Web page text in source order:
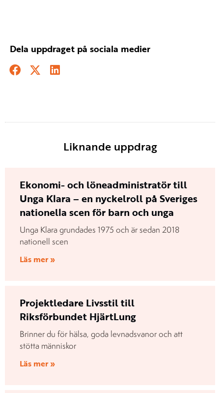
Dela uppdraget på sociala medier
Liknande uppdrag
Ekonomi- och löneadministratör till
Unga Klara – en nyckelroll på Sveriges
nationella scen för barn och unga
Unga Klara grundades 1975 och är sedan 2018
nationell scen
Läs mer »
Projektledare Livsstil till
Riksförbundet HjärtLung
Brinner du för hälsa, goda levnadsvanor och att
stötta människor
Läs mer »